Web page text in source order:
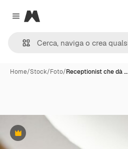
Close menu
Magnific
Home/Stock/Foto/Receptionist che dà …
Premium